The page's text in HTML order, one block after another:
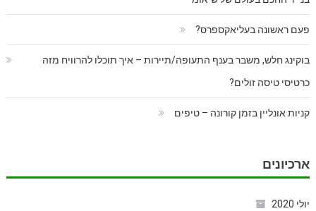
פעם ראשונה בעליאקספרס?
בוקינג חלש, משבר בענף התעופה/תיירות – איך תוכלו להרוויח מזה
כרטיסי טיסה זולים?
קניות אונליין בזמן קורונה – טיפים
ארכיונים
יולי 2020